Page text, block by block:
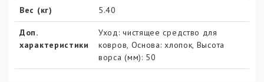
Вес (кг) 5.40
Доп.
характеристики
Уход: чистящее средство для
ковров, Основа: хлопок, Высота
ворса (мм): 50